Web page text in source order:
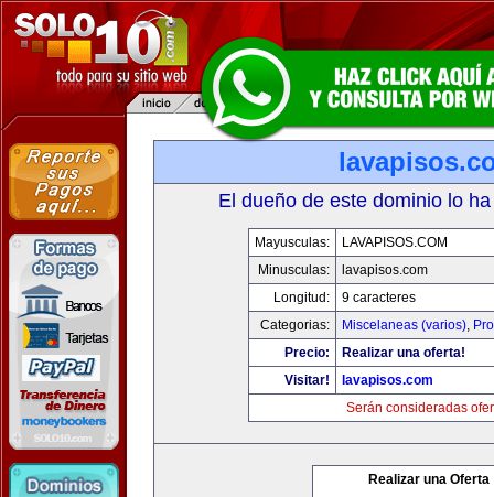
El dueño de este dominio lo
Mayusculas:
LAVAPISOS.COM
Minusculas:
lavapisos.com
Longitud:
9 caracteres
Categorias:
Miscelaneas (varios),
Precio:
Realizar una oferta!
Visitar!
lavapisos.com
Serán consideradas
Realizar una Oferta